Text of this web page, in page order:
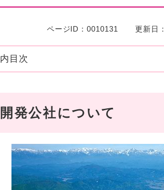
ページID：0010131 更新日
目次
発公社について